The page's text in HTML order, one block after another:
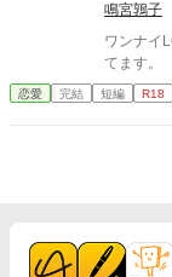
来は予定
合いを断
に、あた
オオカミ
鳴宮鶉子
ワンナイ
てます。
恋愛 完結 短編 R18